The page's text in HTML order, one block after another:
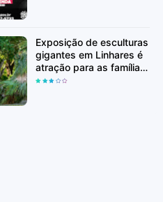
Exposição de esculturas
gigantes em Linhares é
atração para as famílias
durante as férias